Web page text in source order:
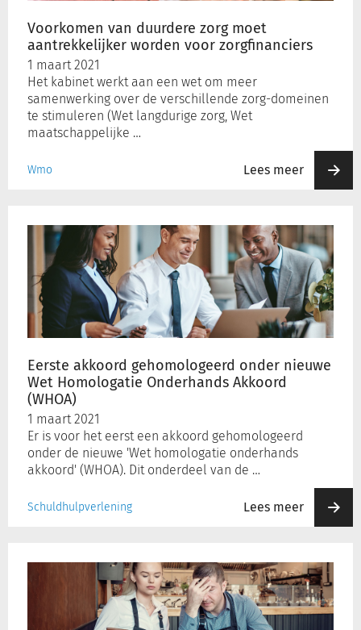
Voorkomen van duurdere zorg moet
aantrekkelijker worden voor zorgfinanciers
1 maart 2021
Het kabinet werkt aan een wet om meer
samenwerking over de verschillende zorg-domeinen
te stimuleren (Wet langdurige zorg, Wet
maatschappelijke …
Wmo Lees meer
zorgfinanciers
Eerste akkoord gehomologeerd onder nieuwe
Wet Homologatie Onderhands Akkoord
(WHOA)
1 maart 2021
Er is voor het eerst een akkoord gehomologeerd
onder de nieuwe 'Wet homologatie onderhands
akkoord' (WHOA). Dit onderdeel van de …
Schuldhulpverlening Lees meer
akkoord
gehomologeerd
onder
nieuwe
Homologatie
Onderhands
Akkoord
(WHOA)